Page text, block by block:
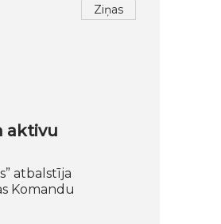
Ziņas
aktivu
atbalstīja
Komandu